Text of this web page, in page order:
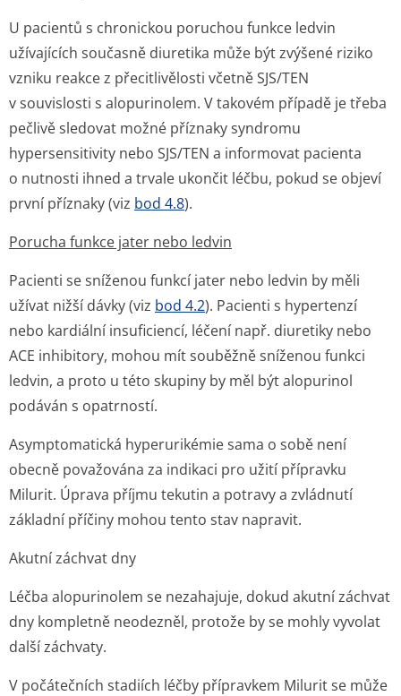
U pacientů s chronickou poruchou funkce ledvin
užívajících současně diuretika může být zvýšené riziko
vzniku reakce z přecitlivělosti včetně SJS/TEN
v souvislosti s alopurinolem. V takovém případě je třeba
pečlivě sledovat možné příznaky syndromu
hypersensitivity nebo SJS/TEN a informovat pacienta
o nutnosti ihned a trvale ukončit léčbu, pokud se objeví
první příznaky (viz bod 4.8).
Porucha funkce jater nebo ledvin
Pacienti se sníženou funkcí jater nebo ledvin by měli
užívat nižší dávky (viz bod 4.2). Pacienti s hypertenzí
nebo kardiální insuficiencí, léčení např. diuretiky nebo
ACE inhibitory, mohou mít souběžně sníženou funkci
ledvin, a proto u této skupiny by měl být alopurinol
podáván s opatrností.
Asymptomatická hyperurikémie sama o sobě není
obecně považována za indikaci pro užití přípravku
Milurit. Úprava příjmu tekutin a potravy a zvládnutí
základní příčiny mohou tento stav napravit.
Akutní záchvat dny
Léčba alopurinolem se nezahajuje, dokud akutní záchvat
dny kompletně neodezněl, protože by se mohly vyvolat
další záchvaty.
V počátečních stadiích léčby přípravkem Milurit se může